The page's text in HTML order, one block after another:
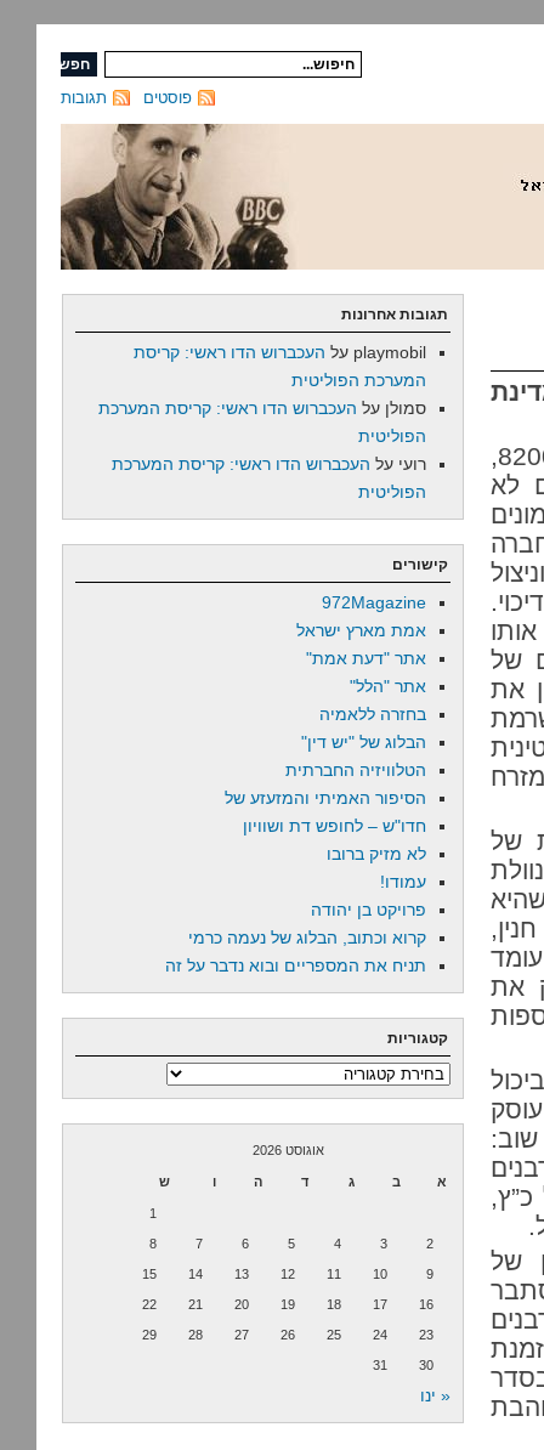
תגובות פוסטים
43 יוצאי יחידת ה-Sigint (מודיעין האותות) של צה”ל, 8200,
לא
של
את
שרמת
של
את
של
תגובות אחרונות
playmobil על העכברוש הדו ראשי: קריסת
המערכת הפוליטית
סמולן על העכברוש הדו ראשי: קריסת המערכת
הפוליטית
רועי על העכברוש הדו ראשי: קריסת המערכת
הפוליטית
קישורים
972Magazine
אמת מארץ ישראל
אתר "דעת אמת"
אתר "הלל"
בחזרה ללאמיה
הבלוג של "יש דין"
הטלוויזיה החברתית
הסיפור האמיתי והמזעזע של
חדו"ש – לחופש דת ושוויון
לא מזיק ברובו
עמודו!
פרויקט בן יהודה
קרוא וכתוב, הבלוג של נעמה כרמי
תניח את המספריים ובוא נדבר על זה
קטגוריות
קטגוריות
אוגוסט 2026
א ב ג ד ה ו ש
1
2
3
4
5
6
7
8
9
10
11
12
13
14
15
16
17
18
19
20
21
22
23
24
25
26
27
28
29
30
31
« ינו